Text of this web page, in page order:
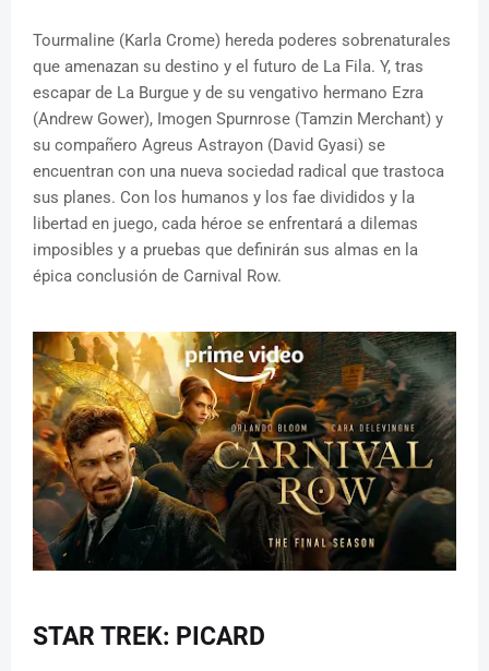
Tourmaline (Karla Crome) hereda poderes sobrenaturales
que amenazan su destino y el futuro de La Fila. Y, tras
escapar de La Burgue y de su vengativo hermano Ezra
(Andrew Gower), Imogen Spurnrose (Tamzin Merchant) y
su compañero Agreus Astrayon (David Gyasi) se
encuentran con una nueva sociedad radical que trastoca
sus planes. Con los humanos y los fae divididos y la
libertad en juego, cada héroe se enfrentará a dilemas
imposibles y a pruebas que definirán sus almas en la
épica conclusión de Carnival Row.
STAR TREK: PICARD